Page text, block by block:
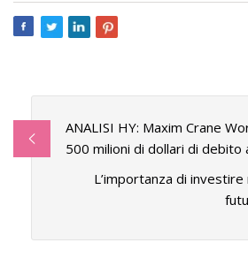
ANALISI HY: Maxim Crane
500 milioni di dollari di debito
L’importanza di